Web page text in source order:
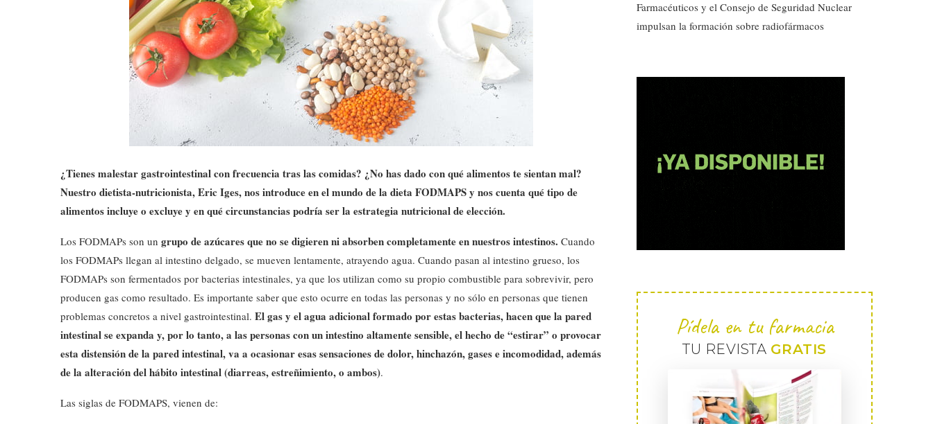
¿Tienes malestar gastrointestinal con frecuencia tras las comidas? ¿No has dado con qué alimentos te sientan mal?
Nuestro dietista-nutricionista, Eric Iges, nos introduce en el mundo de la dieta FODMAPS y nos cuenta qué tipo de
alimentos incluye o excluye y en qué circunstancias podría ser la estrategia nutricional de elección.
Los FODMAPs son un grupo de azúcares que no se digieren ni absorben completamente en nuestros intestinos. Cuando
los FODMAPs llegan al intestino delgado, se mueven lentamente, atrayendo agua. Cuando pasan al intestino grueso, los
FODMAPs son fermentados por bacterias intestinales, ya que los utilizan como su propio combustible para sobrevivir, pero
producen gas como resultado. Es importante saber que esto ocurre en todas las personas y no sólo en personas que tienen
problemas concretos a nivel gastrointestinal. El gas y el agua adicional formado por estas bacterias, hacen que la pared
intestinal se expanda y, por lo tanto, a las personas con un intestino altamente sensible, el hecho de “estirar” o provocar
esta distensión de la pared intestinal, va a ocasionar esas sensaciones de dolor, hinchazón, gases e incomodidad, además
de la alteración del hábito intestinal (diarreas, estreñimiento, o ambos).
Las siglas de FODMAPS, vienen de:
Farmacéuticos y el Consejo de Seguridad Nuclear
impulsan la formación sobre radiofármacos
Pídela en tu farmacia
TU REVISTA GRATIS